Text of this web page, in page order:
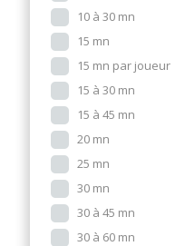
10 à 30 mn
15 mn
15 mn par joueur
15 à 30 mn
15 à 45 mn
20 mn
25 mn
30 mn
30 à 45 mn
30 à 60 mn